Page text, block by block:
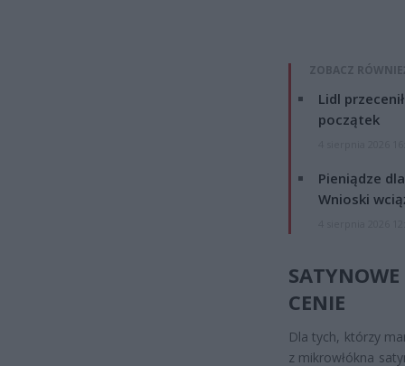
ZOBACZ
Lidl
początek
Pieniądze
Wnioski
CENIE
Dla tych, którzy
z mikrowłókna